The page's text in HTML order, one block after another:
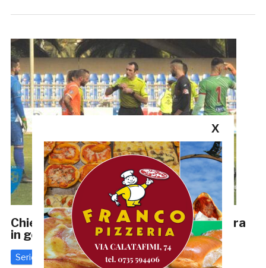
Chieti-Porto d’Ascoli 2-1: Spagna ancora
in gol, ma nel finale arriva la beffa
Serie D 14 Febbraio 2022 diRedazione GRB
X